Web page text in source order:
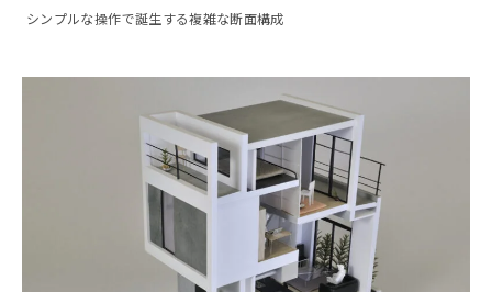
シンプルな操作で誕生する複雑な断面構成